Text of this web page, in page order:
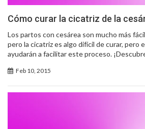
Cómo curar la cicatriz de la
Los partos con cesárea son mucho más
pero la cicatriz es algo difícil de curar, pero
ayudarán a facilitar este proceso.
Feb 10, 2015